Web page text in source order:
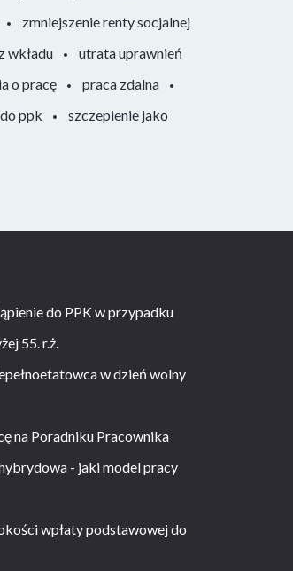
zmniejszenie renty socjalnej
wkładu
utrata uprawnień
o pracę
praca zdalna
ppk
szczepienie jako
do PPK w przypadku
55. r.ż.
w dzień wolny
na Poradniku Pracownika
- jaki model pracy
wpłaty podstawowej do